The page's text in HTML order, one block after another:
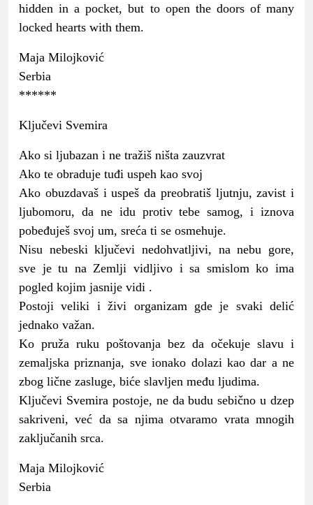
hidden in a pocket, but to open the doors of many
locked hearts with them.
Maja Milojković
Serbia
******
Ključevi Svemira
Ako si ljubazan i ne tražiš ništa zauzvrat
Ako te obraduje tuđi uspeh kao svoj
Ako obuzdavaš i uspeš da preobratiš ljutnju, zavist i
ljubomoru, da ne idu protiv tebe samog, i iznova
pobeđuješ svoj um, sreća ti se osmehuje.
Nisu nebeski ključevi nedohvatljivi, na nebu gore,
sve je tu na Zemlji vidljivo i sa smislom ko ima
pogled kojim jasnije vidi .
Postoji veliki i živi organizam gde je svaki delić
jednako važan.
Ko pruža ruku poštovanja bez da očekuje slavu i
zemaljska priznanja, sve ionako dolazi kao dar a ne
zbog lične zasluge, biće slavljen među ljudima.
Ključevi Svemira postoje, ne da budu sebično u dzep
sakriveni, već da sa njima otvaramo vrata mnogih
zaključanih srca.
Maja Milojković
Serbia